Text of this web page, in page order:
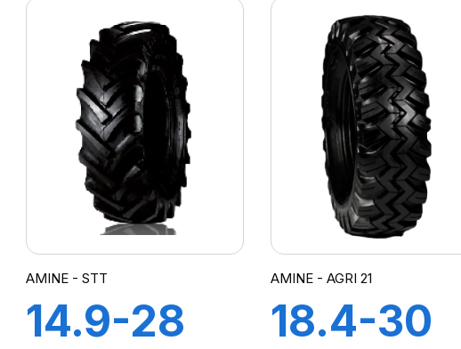
SW-101
SAMRAT
+CH A AIR
+ FLAP
AMINE - STT
14.9-28
AMINE - AGRI 21
18.4-30